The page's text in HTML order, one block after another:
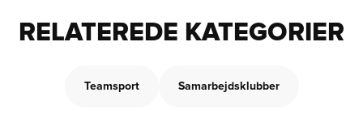
RELATEREDE KATEGORIER
Teamsport Samarbejdsklubber